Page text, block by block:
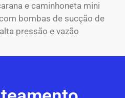
e caminhoneta mini
bombas de sucção de
pressão e vazão